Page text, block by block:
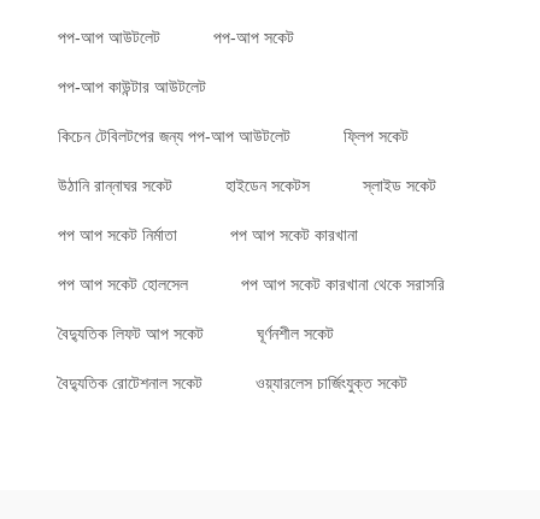
পপ-আপ আউটলেট পপ-আপ সকেট
পপ-আপ কাউন্টার আউটলেট
কিচেন টেবিলটপের জন্য পপ-আপ আউটলেট ফ্লিপ সকেট
উঠানি রান্নাঘর সকেট হাইডেন সকেটস স্লাইড সকেট
পপ আপ সকেট নির্মাতা পপ আপ সকেট কারখানা
পপ আপ সকেট হোলসেল পপ আপ সকেট কারখানা থেকে সরাসরি
বৈদ্যুতিক লিফট আপ সকেট ঘূর্ণনশীল সকেট
বৈদ্যুতিক রোটেশনাল সকেট ওয়্যারলেস চার্জিংযুক্ত সকেট